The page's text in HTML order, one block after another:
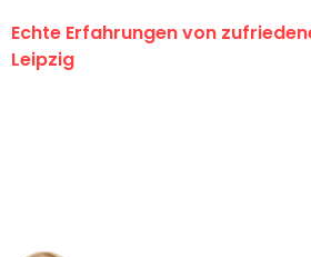
Echte Erfahrungen von
Leipzig